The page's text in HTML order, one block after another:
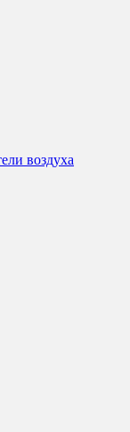
воздуха